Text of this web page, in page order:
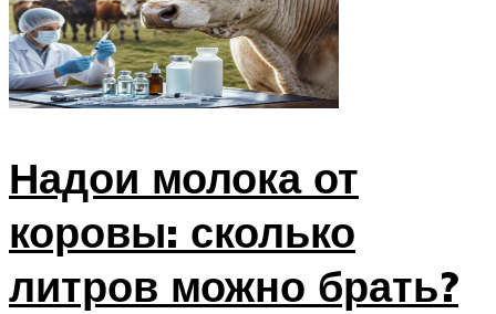
Надои молока от
коровы: сколько
литров можно брать?